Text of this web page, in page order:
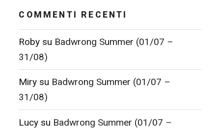
COMMENTI RECENTI
Roby su Badwrong Summer (01/07 –
31/08)
Miry su Badwrong Summer (01/07 –
31/08)
Lucy su Badwrong Summer (01/07 –